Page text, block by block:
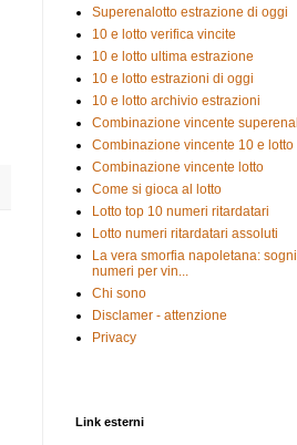
Superenalotto estrazione di oggi
10 e lotto verifica vincite
10 e lotto ultima estrazione
10 e lotto estrazioni di oggi
10 e lotto archivio estrazioni
Combinazione vincente
Combinazione vincente 10 e lotto
Combinazione vincente lotto
Come si gioca al lotto
Lotto top 10 numeri ritardatari
Lotto numeri ritardatari assoluti
La vera smorfia napoletana:
numeri per vin...
Chi sono
Disclamer - attenzione
Privacy
Link esterni